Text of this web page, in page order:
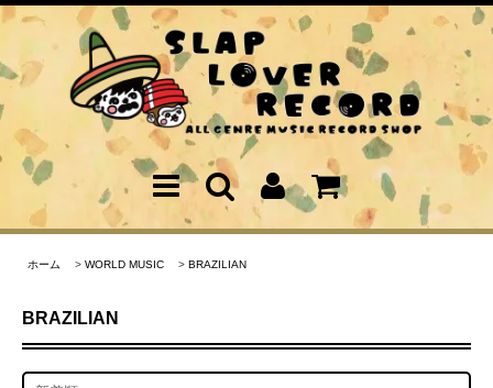
ホーム > WORLD MUSIC > BRAZILIAN
BRAZILIAN